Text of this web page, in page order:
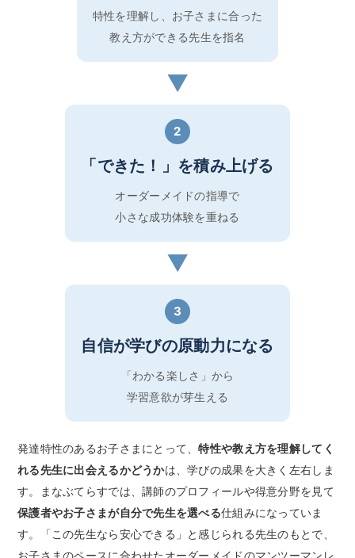
特性を理解し、お子さまに合った
教え方ができる先生を指名
▶
2
「できた！」を積み上げる
オーダーメイドの指導で
小さな成功体験を重ねる
▶
3
自信が学びの原動力になる
「わかる楽しさ」から
学習意欲が芽生える
発達特性のあるお子さまにとって、特性や教え方を理解してく
れる先生に出会えるかどうかは、学びの成果を大きく左右しま
す。まなぶてらすでは、講師のプロフィールや得意分野を見て
保護者やお子さまが自分で先生を選べる仕組みになっていま
す。「この先生なら安心できる」と感じられる先生のもとで、
お子さまのペースに合わせたオーダーメイドのマンツーマンレ